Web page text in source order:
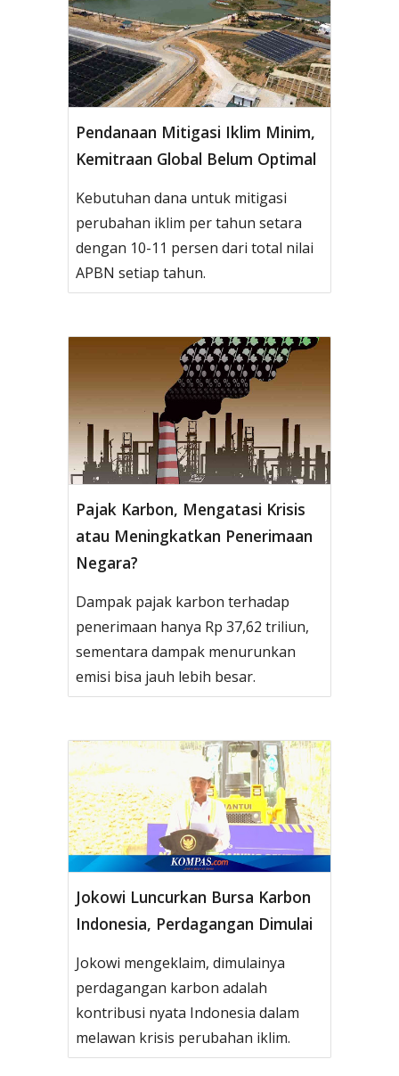
Pendanaan Mitigasi Iklim Minim,
Kemitraan Global Belum Optimal
Kebutuhan dana untuk mitigasi
perubahan iklim per tahun setara
dengan 10-11 persen dari total nilai
APBN setiap tahun.
Pajak Karbon, Mengatasi Krisis
atau Meningkatkan Penerimaan
Negara?
Dampak pajak karbon terhadap
penerimaan hanya Rp 37,62 triliun,
sementara dampak menurunkan
emisi bisa jauh lebih besar.
Jokowi Luncurkan Bursa Karbon
Indonesia, Perdagangan Dimulai
Jokowi mengeklaim, dimulainya
perdagangan karbon adalah
kontribusi nyata Indonesia dalam
melawan krisis perubahan iklim.